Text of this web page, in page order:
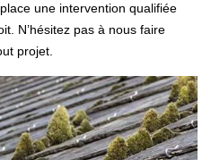
une intervention qualifiée
N’hésitez pas à nous faire
projet.